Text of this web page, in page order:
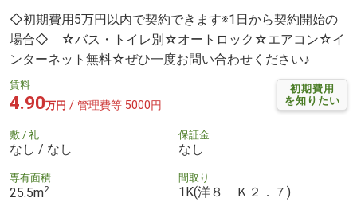
◇初期費用5万円以内で契約できます※1日から契約開始の
場合◇ ☆バス・トイレ別☆オートロック☆エアコン☆イ
ンターネット無料☆ぜひ一度お問い合わせください♪
初期費用
を知りたい
賃料
4.90万円 / 管理費等 5000円
敷 / 礼
なし / なし
保証金
なし
専有面積
25.5m2
間取り
1K(洋８ Ｋ２．７)